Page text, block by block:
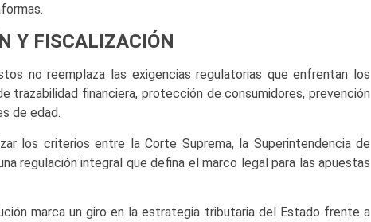
Y FISCALIZACIÓN
no reemplaza las exigencias regulatorias que enfrentan los
trazabilidad financiera, protección de consumidores, prevención
de edad.
los criterios entre la Corte Suprema, la Superintendencia de
regulación integral que defina el marco legal para las apuestas
marca un giro en la estrategia tributaria del Estado frente a